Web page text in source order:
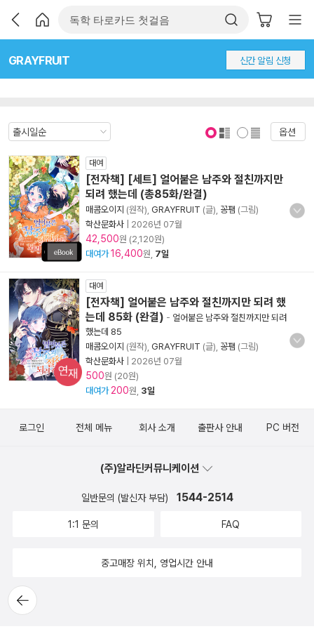
GRAYFRUIT 신간 알림 신청
옵션
대여
[전자책] [세트] 얼어붙은 남주와 절친까지만
되려 했는데 (총85화/완결)
매콤오이지 (원작), GRAYFRUIT (글), 꽁팸 (그림)
학산문화사
2026년 07월
42,500원 (2,120원)
대여가 16,400원, 7일
대여
[전자책] 얼어붙은 남주와 절친까지만 되려 했
는데 85화 (완결) - 얼어붙은 남주와 절친까지만 되려
했는데 85
매콤오이지 (원작), GRAYFRUIT (글), 꽁팸 (그림)
학산문화사
2026년 07월
500원 (20원)
대여가 200원, 3일
뒤로가
기
로그인 전체 메뉴 회사 소개 출판사 안내 PC 버전
(주)알라딘커뮤니케이션
일반문의 (발신자 부담) 1544-2514
1:1 문의 FAQ
중고매장 위치, 영업시간 안내